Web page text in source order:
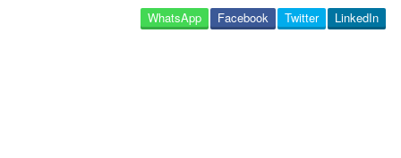
LinkedIn
Twitter
Facebook
WhatsApp